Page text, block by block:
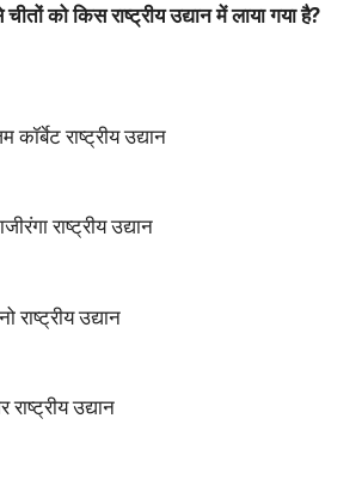
को किस राष्ट्रीय उद्यान में लाया गया है?
कॉर्बेट राष्ट्रीय उद्यान
राष्ट्रीय उद्यान
राष्ट्रीय उद्यान
राष्ट्रीय उद्यान